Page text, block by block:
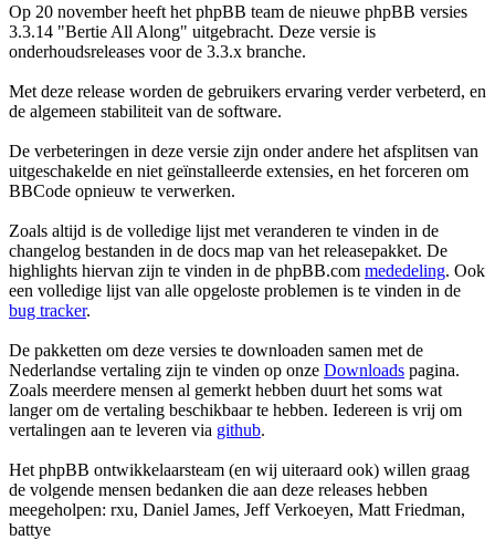
Op 20 november heeft het phpBB team de nieuwe phpBB versies
3.3.14 "Bertie All Along" uitgebracht. Deze versie is
onderhoudsreleases voor de 3.3.x branche.
Met deze release worden de gebruikers ervaring verder verbeterd, en
de algemeen stabiliteit van de software.
De verbeteringen in deze versie zijn onder andere het afsplitsen van
uitgeschakelde en niet geïnstalleerde extensies, en het forceren om
BBCode opnieuw te verwerken.
Zoals altijd is de volledige lijst met veranderen te vinden in de
changelog bestanden in de docs map van het releasepakket. De
highlights hiervan zijn te vinden in de phpBB.com mededeling. Ook
een volledige lijst van alle opgeloste problemen is te vinden in de
bug tracker.
De pakketten om deze versies te downloaden samen met de
Nederlandse vertaling zijn te vinden op onze Downloads pagina.
Zoals meerdere mensen al gemerkt hebben duurt het soms wat
langer om de vertaling beschikbaar te hebben. Iedereen is vrij om
vertalingen aan te leveren via github.
Het phpBB ontwikkelaarsteam (en wij uiteraard ook) willen graag
de volgende mensen bedanken die aan deze releases hebben
meegeholpen: rxu, Daniel James, Jeff Verkoeyen, Matt Friedman,
battye